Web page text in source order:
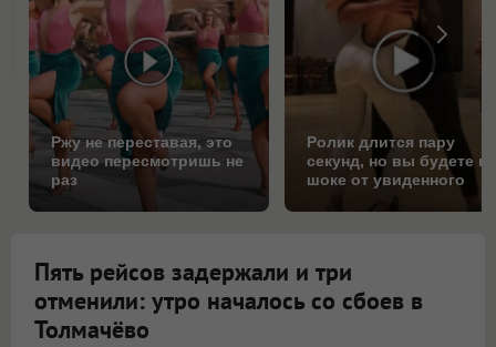
Ржу не переставая, это
видео пересмотришь не
раз
Ролик длится пару
секунд, но вы будете в
шоке от увиденного
Пять рейсов задержали и три
отменили: утро началось со сбоев в
Толмачёво